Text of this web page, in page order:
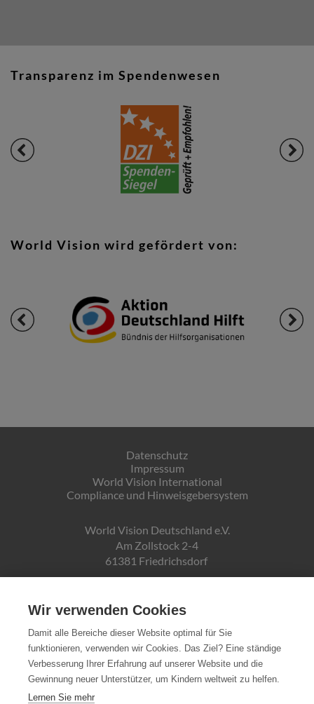
Transparenz im Spendenwesen
World Vision wird gefördert von:
Datenschutz
Impressum
World Vision International
Compliance und Hinweisgebersystem
World Vision Deutschland e.V.
Am Zollstock 2-4
61381 Friedrichsdorf
DE19ZZZ00000150171
Spendenkonto:
Pax-Bank für Kirche und Caritas eG
IBAN DE72370601934010500007
Wir verwenden Cookies
Damit alle Bereiche dieser Website optimal für Sie
funktionieren, verwenden wir Cookies. Das Ziel? Eine ständige
Verbesserung Ihrer Erfahrung auf unserer Website und die
Gewinnung neuer Unterstützer, um Kindern weltweit zu helfen.
Lernen Sie mehr